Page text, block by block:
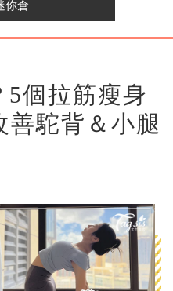
5個拉筋瘦身
善駝背＆小腿